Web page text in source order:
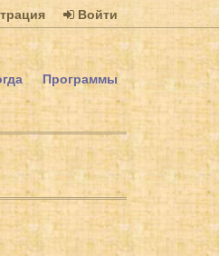
Войти
Программы